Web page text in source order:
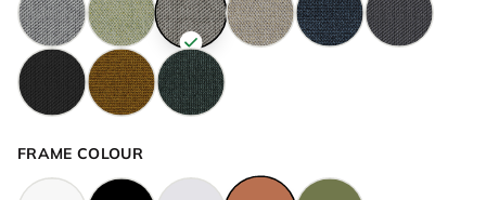
FRAME COLOUR